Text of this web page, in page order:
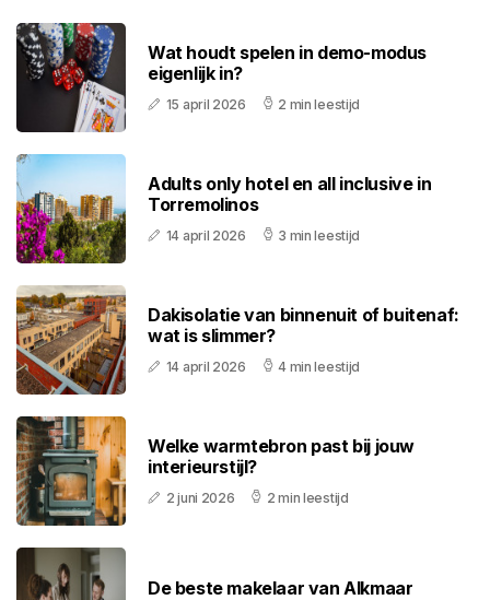
Wat houdt spelen in demo-modus
eigenlijk in?
15 april 2026 2 min leestijd
Adults only hotel en all inclusive in
Torremolinos
14 april 2026 3 min leestijd
Dakisolatie van binnenuit of buitenaf:
wat is slimmer?
14 april 2026 4 min leestijd
Welke warmtebron past bij jouw
interieurstijl?
2 juni 2026 2 min leestijd
De beste makelaar van Alkmaar